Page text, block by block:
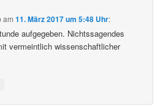
am11. März 2017 um 5:48 Uhr:
aufgegeben. Nichtssagendes
vermeintlich wissenschaftlicher